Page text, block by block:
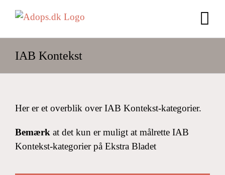
IAB Kontekst
Her er et overblik over IAB Kontekst-kategorier.
Bemærk at det kun er muligt at målrette IAB
Kontekst-kategorier på Ekstra Bladet